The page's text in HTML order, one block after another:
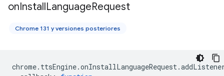
onInstallLanguageRequest
Chrome 131 y versiones posteriores
chrome. ttsEngine.onInstallLanguageRequest.